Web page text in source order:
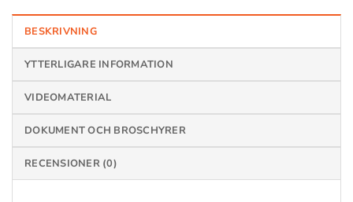
BESKRIVNING
YTTERLIGARE INFORMATION
VIDEOMATERIAL
DOKUMENT OCH BROSCHYRER
RECENSIONER (0)